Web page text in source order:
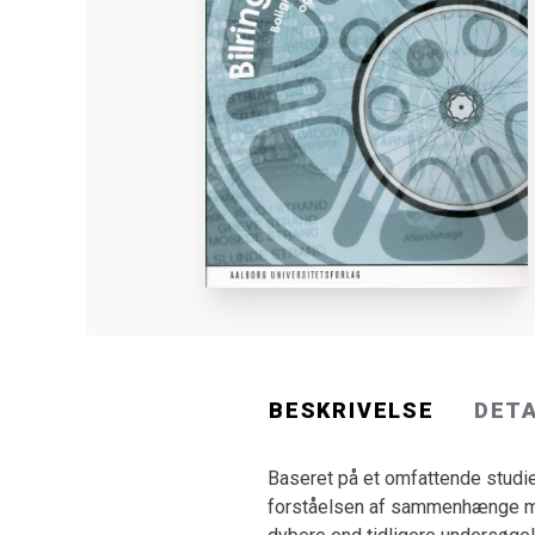
BESKRIVELSE
Baseret på et omfattende
forståelsen af sammenhænge